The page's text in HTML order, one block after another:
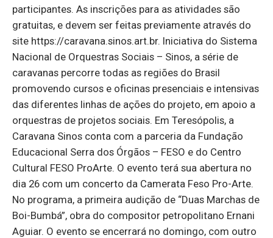
participantes. As inscrições para as atividades são
gratuitas, e devem ser feitas previamente através do
site https://caravana.sinos.art.br. Iniciativa do Sistema
Nacional de Orquestras Sociais – Sinos, a série de
caravanas percorre todas as regiões do Brasil
promovendo cursos e oficinas presenciais e intensivas
das diferentes linhas de ações do projeto, em apoio a
orquestras de projetos sociais. Em Teresópolis, a
Caravana Sinos conta com a parceria da Fundação
Educacional Serra dos Órgãos – FESO e do Centro
Cultural FESO ProArte. O evento terá sua abertura no
dia 26 com um concerto da Camerata Feso Pro-Arte.
No programa, a primeira audição de “Duas Marchas de
Boi-Bumbá”, obra do compositor petropolitano Ernani
Aguiar. O evento se encerrará no domingo, com outro